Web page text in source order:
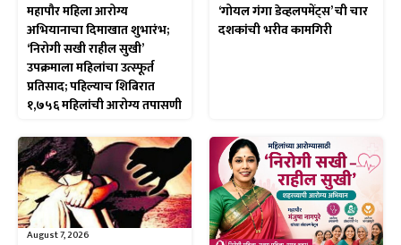
महापौर महिला आरोग्य
अभियानाचा दिमाखात शुभारंभ;
‘निरोगी सखी राहील सुखी’
उपक्रमाला महिलांचा उत्स्फूर्त
प्रतिसाद; पहिल्याच शिबिरात
१,७५६ महिलांची आरोग्य तपासणी
‘गोयल गंगा डेव्हलपमेंट्स’ ची चार
दशकांची भरीव कामगिरी
August 7, 2026